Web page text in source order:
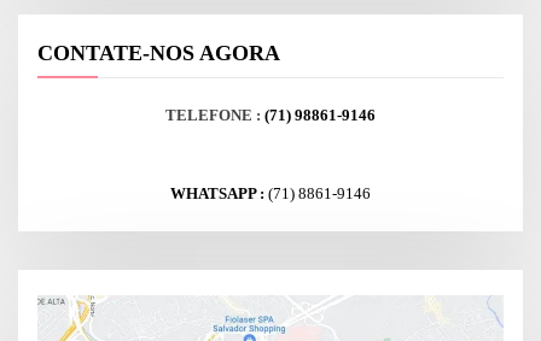
CONTATE-NOS AGORA
TELEFONE : (71) 98861-9146
WHATSAPP : (71) 8861-9146